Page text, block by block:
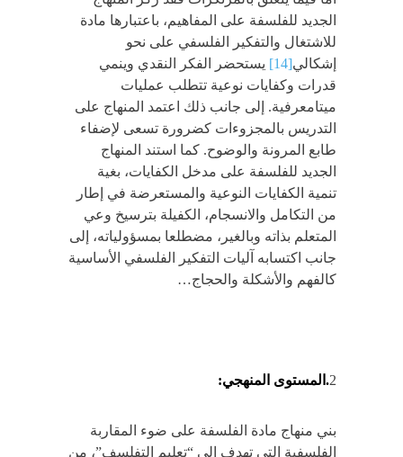
الجديد للفلسفة على المفاهيم، باعتبارها مادة
للاشتغال والتفكير الفلسفي على نحو
إشكالي[14]
يستحضر الفكر النقدي وينمي
قدرات وكفايات نوعية تتطلب عمليات
ميتامعرفية. إلى جانب ذلك اعتمد المنهاج على
التدريس بالمجزوءات كضرورة تسعى لإضفاء
طابع المرونة والوضوح. كما استند المنهاج
الجديد للفلسفة على مدخل الكفايات، بغية
تنمية الكفايات النوعية والمستعرضة في إطار
من التكامل والانسجام، الكفيلة بترسيخ وعي
المتعلم بذاته وبالغير، مضطلعا بمسؤولياته، إلى
جانب اكتسابه آليات التفكير الفلسفي الأساسية
كالفهم والأشكلة والحجاج…
2.المستوى المنهجي:
بني منهاج مادة الفلسفة على ضوء المقاربة
الفلسفية التي تهدف إلى “تعليم التفلسف”، من